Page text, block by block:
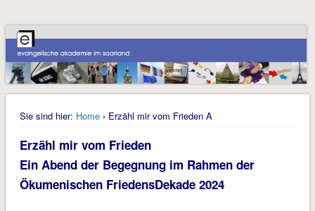
Sie sind hier: Home› Erzähl mir vom Frieden A
Erzähl mir vom Frieden
Ein Abend der Begegnung im Rahmen der
Ökumenischen FriedensDekade 2024